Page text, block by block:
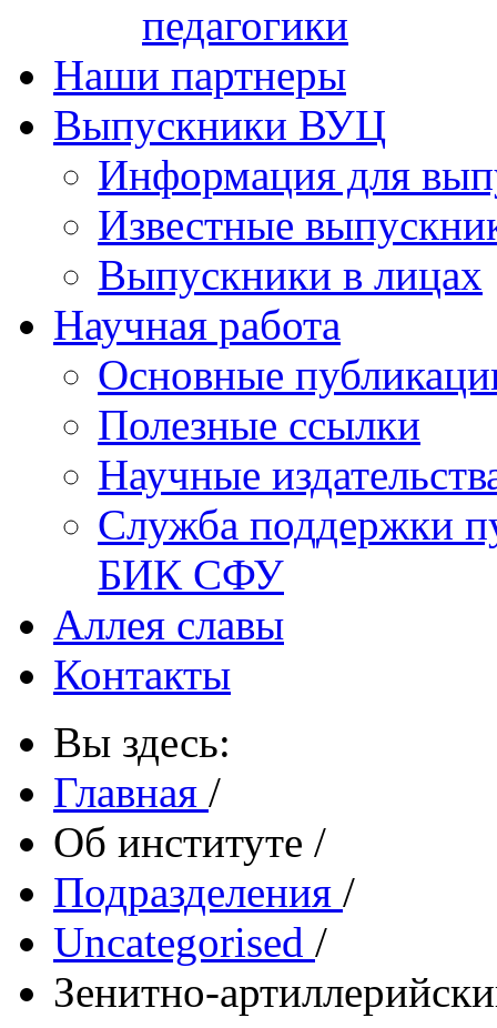
педагогики
Наши партнеры
Выпускники ВУЦ
Информация для
Известные
Выпускники в лицах
Научная работа
Основные
Полезные ссылки
Научные
Служба поддержки
БИК СФУ
Аллея славы
Контакты
Вы здесь:
Главная /
Об институте /
Подразделения /
Uncategorised /
Зенитно-